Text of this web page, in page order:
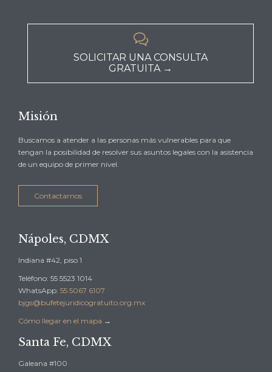

SOLICITAR UNA CONSULTA
GRATUITA →
Misión
Buscamos a atender a las personas más vulnerables para que
tengan la posibilidad de resolver sus asuntos legales con la asistencia
de un equipo de primer nivel.
Contactarnos
Nápoles, CDMX
Indiana #42, piso 1
Teléfono: 55 5523 1014
WhatsApp: 55 5067 6107
bjgs@bufetejuridicogratuito.org.mx
Cómo llegar en el mapa →
Santa Fe, CDMX
Galeana #100